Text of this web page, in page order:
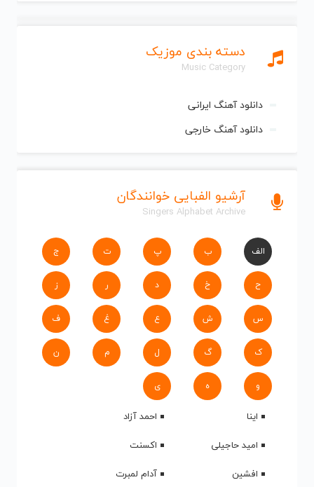
دسته بندی موزیک
Music Category
دانلود آهنگ ایرانی
دانلود آهنگ خارجی
آرشیو الفبایی خوانندگان
Singers Alphabet Archive
الف ب پ ت ج
ح خ د ر ز
س ش ع غ ف
ک گ ل م ن
و ه ی
اینا
احمد آزاد
امید حاجیلی
اکسنت
افشین
آدام لمبرت